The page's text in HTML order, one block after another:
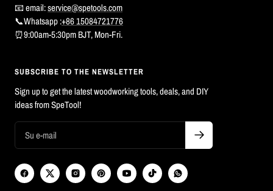
📧 email:service@spetools.com
📞Whatsapp :+86 15084721776
⏰9:00am-5:30pm BJT, Mon-Fri.
SUBSCRIBE TO THE NEWSLETTER
Sign up to get the latest woodworking tools, deals, and DIY
ideas from SpeTool!